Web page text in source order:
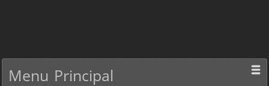
Menu Principal